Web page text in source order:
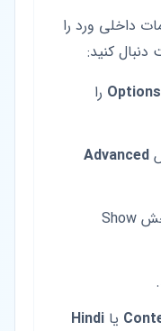
داخلی ورد را
دنبال کنید:
Options را
Advanced
به پایین اسکرول کنید تا بخش Show
یا Hindi